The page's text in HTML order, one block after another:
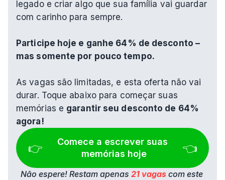
legado e criar algo que sua família vai guardar
com carinho para sempre.
Participe hoje e ganhe 64% de desconto –
mas somente por pouco tempo.
As vagas são limitadas, e esta oferta não vai
durar. Toque abaixo para começar suas
memórias e garantir seu desconto de 64%
agora!
👉
Comece a escrever suas
memórias hoje
👈
Não espere! Restam apenas 21 vagas com este